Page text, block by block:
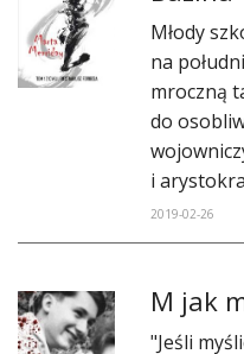
​Młody
na
mroczną
do
i
2019-02-26
M jak
"​Jeśli